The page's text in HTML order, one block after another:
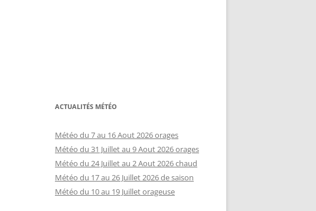
ACTUALITÉS MÉTÉO
Météo du 7 au 16 Aout 2026 orages
Météo du 31 Juillet au 9 Aout 2026 orages
Météo du 24 Juillet au 2 Aout 2026 chaud
Météo du 17 au 26 Juillet 2026 de saison
Météo du 10 au 19 Juillet orageuse